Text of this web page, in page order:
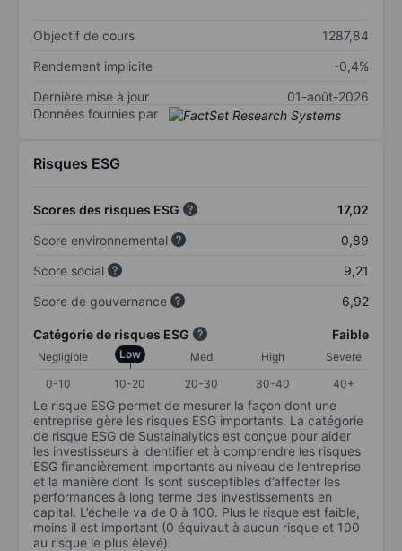
Objectif de cours
1287,84
Rendement implicite
-0,4%
Dernière mise à jour
01-août-2026
Données fournies par
Risques ESG
Scores des risques ESG
17,02
Score environnemental
0,89
Score social
9,21
Score de gouvernance
6,92
Catégorie de risques ESG Faible
Negligible Low Med High
Severe
0-10
10-20 20-30 30-40 40+
Le risque ESG permet de mesurer la façon dont une
entreprise gère les risques ESG importants. La catégorie
de risque ESG de Sustainalytics est conçue pour aider
les investisseurs à identifier et à comprendre les risques
ESG financièrement importants au niveau de l’entreprise
et la manière dont ils sont susceptibles d’affecter les
performances à long terme des investissements en
capital. L’échelle va de 0 à 100. Plus le risque est faible,
moins il est important (0 équivaut à aucun risque et 100
au risque le plus élevé).